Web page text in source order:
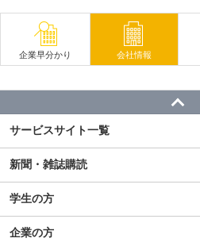
企業早分かり 会社情報
サービスサイト一覧
新聞・雑誌購読
学生の方
企業の方